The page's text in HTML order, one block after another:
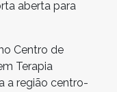
aberta para
Centro de
Terapia
a região centro-